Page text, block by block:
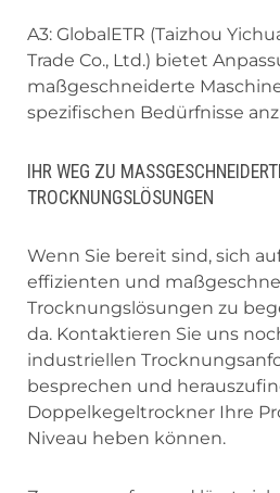
A3: GlobalETR (Taizhou
Trade Co., Ltd.) bietet
maßgeschneiderte
spezifischen Bedürfnisse
IHR WEG ZU
TROCKNUNGSLÖSUNGEN
Wenn Sie bereit sind, sich
effizienten und
Trocknungslösungen zu
da. Kontaktieren Sie uns
industriellen
besprechen und
Doppelkegeltrockner Ihre
Niveau heben können.